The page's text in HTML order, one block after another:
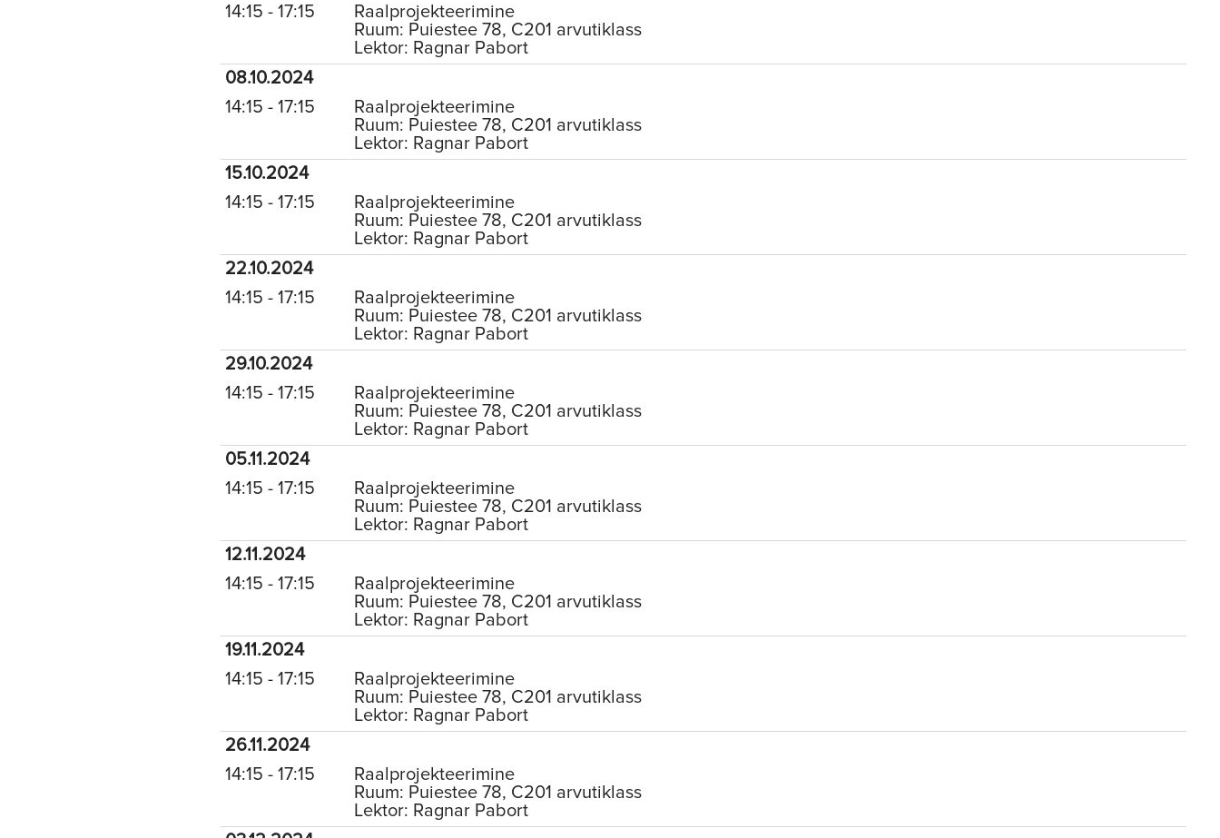
14:15 - 17:15
Raalprojekteerimine
Ruum: Puiestee 78, C201 arvutiklass
Lektor: Ragnar Pabort
08.10.2024
14:15 - 17:15
Raalprojekteerimine
Ruum: Puiestee 78, C201 arvutiklass
Lektor: Ragnar Pabort
15.10.2024
14:15 - 17:15
Raalprojekteerimine
Ruum: Puiestee 78, C201 arvutiklass
Lektor: Ragnar Pabort
22.10.2024
14:15 - 17:15
Raalprojekteerimine
Ruum: Puiestee 78, C201 arvutiklass
Lektor: Ragnar Pabort
29.10.2024
14:15 - 17:15
Raalprojekteerimine
Ruum: Puiestee 78, C201 arvutiklass
Lektor: Ragnar Pabort
05.11.2024
14:15 - 17:15
Raalprojekteerimine
Ruum: Puiestee 78, C201 arvutiklass
Lektor: Ragnar Pabort
12.11.2024
14:15 - 17:15
Raalprojekteerimine
Ruum: Puiestee 78, C201 arvutiklass
Lektor: Ragnar Pabort
19.11.2024
14:15 - 17:15
Raalprojekteerimine
Ruum: Puiestee 78, C201 arvutiklass
Lektor: Ragnar Pabort
26.11.2024
14:15 - 17:15
Raalprojekteerimine
Ruum: Puiestee 78, C201 arvutiklass
Lektor: Ragnar Pabort